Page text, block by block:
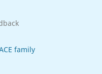
family